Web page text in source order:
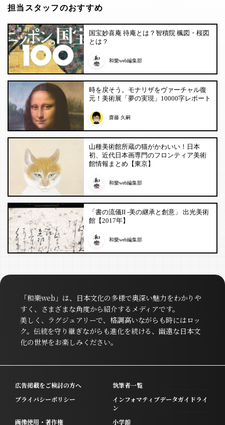
担当スタッフのおすすめ
国宝妙喜庵 待庵とは？智積院 楓図・桜図
とは？
和樂web編集部
時を戻そう。モナリザをヴァーチャル復
元！美術展「夢の実現」10000字レポート
齋藤 久嗣
山種美術館所蔵の猫がかわいい！日本
初、近代日本画専門のフロンティア美術
館情報まとめ【東京】
和樂web編集部
「書の流儀II -美の継承と創意」 出光美術
館【2017年】
和樂web編集部
「和樂web」は、日本文化の多様で奥深い魅力をわかりや
すく、さまざまな角度から紹介するメディアです。
美しく、ラグジュアリーで、格調高いながらも時にはロッ
ク。伝統を守り継ぎながらも進化を続ける、幽遠な日本文
化の世界をお楽しみください。
広告掲載をご検討の方へ
執筆者一覧
プライバシーポリシー
インフォマティブデータガイドライ
ン
画像使用・著作権
小学館